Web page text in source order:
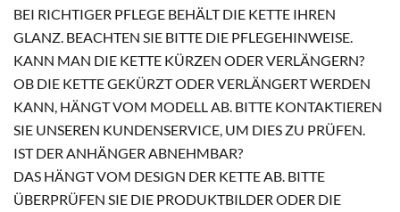
BEI RICHTIGER PFLEGE BEHÄLT DIE KETTE IHREN
GLANZ. BEACHTEN SIE BITTE DIE PFLEGEHINWEISE.
KANN MAN DIE KETTE KÜRZEN ODER VERLÄNGERN?
OB DIE KETTE GEKÜRZT ODER VERLÄNGERT WERDEN
KANN, HÄNGT VOM MODELL AB. BITTE KONTAKTIEREN
SIE UNSEREN KUNDENSERVICE, UM DIES ZU PRÜFEN.
IST DER ANHÄNGER ABNEHMBAR?
DAS HÄNGT VOM DESIGN DER KETTE AB. BITTE
ÜBERPRÜFEN SIE DIE PRODUKTBILDER ODER DIE